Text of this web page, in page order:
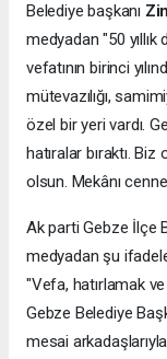
Belediye başkanı
medyadan "50 yıllık
vefatının birinci
mütevazılığı,
özel bir yeri vardı.
hatıralar bıraktı.
olsun. Mekânı
Ak parti Gebze İlçe
medyadan şu
"Vefa, hatırlamak
Gebze Belediye
mesai